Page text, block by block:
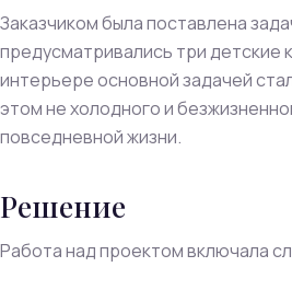
Заказчиком была поставлена
предусматривались три детские
интерьере основной задачей
этом не холодного и
повседневной жизни.
Решение
Работа над проектом включала